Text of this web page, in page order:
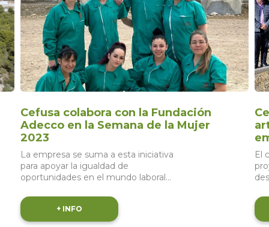
Cefusa colabora con la Fundación
Adecco en la Semana de la Mujer
2023
La empresa se suma a esta iniciativa
para apoyar la igualdad de
oportunidades en el mundo laboral
Fuertes, colabora con...
+ INFO
El